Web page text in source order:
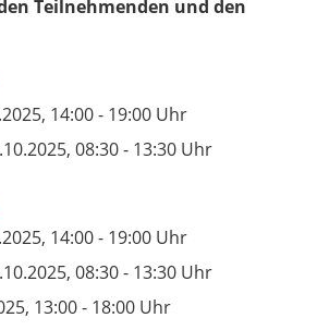
Teilnehmenden und den
14:00 - 19:00 Uhr
08:30 - 13:30 Uhr
14:00 - 19:00 Uhr
08:30 - 13:30 Uhr
13:00 - 18:00 Uhr